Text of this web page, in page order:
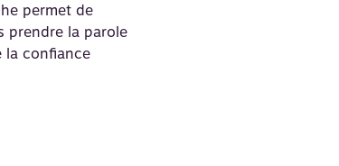
permet de
prendre la parole
la confiance